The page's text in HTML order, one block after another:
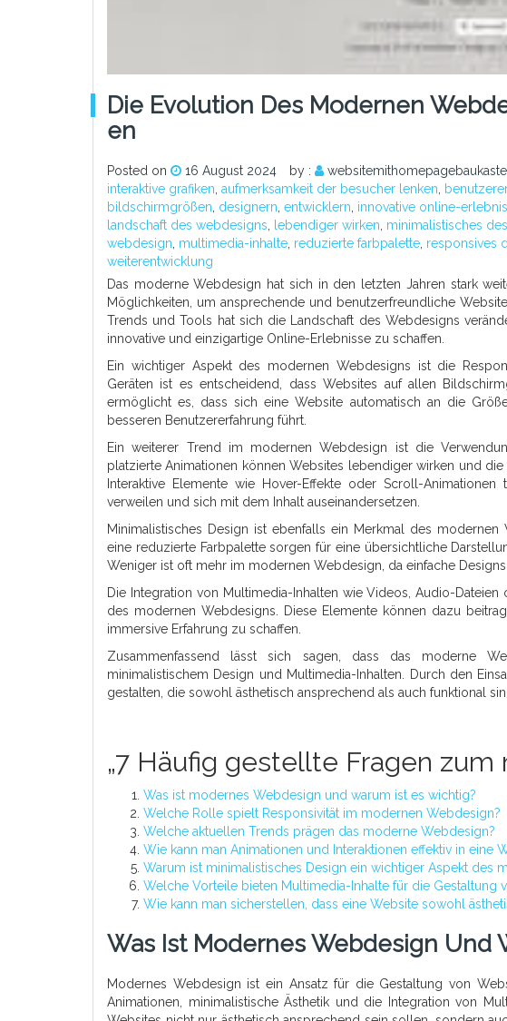
Die Evolution Des Modernen
En
Posted on 16 August 2024 by :
interaktive grafiken aufmerksamkeit der besucher lenken
bildschirmgrößen designern entwicklern innovative online-
landschaft des webdesigns lebendiger wirken minimalistisches
webdesign multimedia-inhalte reduzierte farbpalette responsives
weiterentwicklung
Das moderne Webdesign hat sich in den letzten Jahren stark
Möglichkeiten, um ansprechende und benutzerfreundliche
Trends und Tools hat sich die Landschaft des Webdesigns
innovative und einzigartige Online-Erlebnisse zu schaffen.
Ein wichtiger Aspekt des modernen Webdesigns ist die
Geräten ist es entscheidend, dass Websites auf allen
ermöglicht es, dass sich eine Website automatisch an die
besseren Benutzererfahrung führt.
Ein weiterer Trend im modernen Webdesign ist die
platzierte Animationen können Websites lebendiger wirken und
Interaktive Elemente wie Hover-Effekte oder Scroll-
verweilen und sich mit dem Inhalt auseinandersetzen.
Minimalistisches Design ist ebenfalls ein Merkmal des
eine reduzierte Farbpalette sorgen für eine übersichtliche
Weniger ist oft mehr im modernen Webdesign, da einfache
Die Integration von Multimedia-Inhalten wie Videos, Audio-
des modernen Webdesigns. Diese Elemente können dazu
immersive Erfahrung zu schaffen.
Zusammenfassend lässt sich sagen, dass das moderne
minimalistischem Design und Multimedia-Inhalten. Durch den
gestalten, die sowohl ästhetisch ansprechend als auch funktional
„7 Häufig gestellte Fragen zum
Was ist modernes Webdesign und warum ist es wichtig?
Welche Rolle spielt Responsivität im modernen Webdesign?
Welche aktuellen Trends prägen das moderne Webdesign?
Wie kann man Animationen und Interaktionen effektiv in eine
Warum ist minimalistisches Design ein wichtiger Aspekt des
Welche Vorteile bieten Multimedia-Inhalte für die Gestaltung
Wie kann man sicherstellen, dass eine Website sowohl
Was Ist Modernes Webdesign Und
Modernes Webdesign ist ein Ansatz für die Gestaltung von
Animationen, minimalistische Ästhetik und die Integration von